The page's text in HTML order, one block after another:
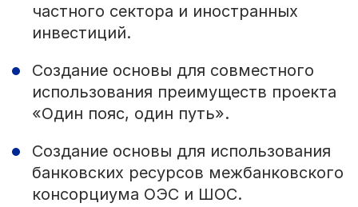
частного сектора и иностранных
инвестиций.
Создание основы для совместного
использования преимуществ проекта
«Один пояс, один путь».
Создание основы для использования
банковских ресурсов межбанковского
консорциума ОЭС и ШОС.